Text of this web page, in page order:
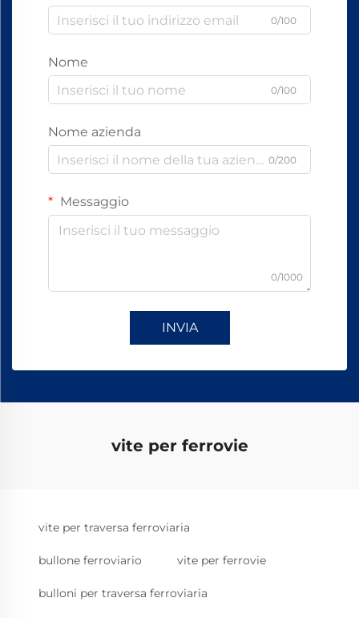
0/100
Nome
0/100
Nome azienda
0/200
Messaggio
0/1000
INVIA
vite per ferrovie
vite per traversa ferroviaria
bullone ferroviario vite per ferrovie
bulloni per traversa ferroviaria